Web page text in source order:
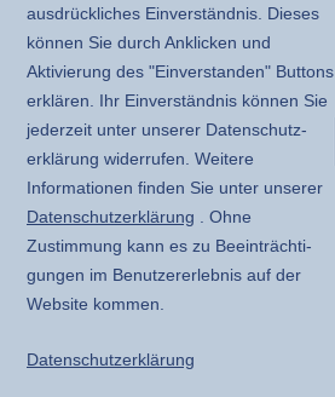
ausdrückliches Einverständnis. Dieses
können Sie durch Anklicken und
Aktivierung des "Einverstanden" Buttons
erklären. Ihr Einverständnis können Sie
jederzeit unter unserer Daten­schutz­
erklärung widerrufen. Weitere
Informationen finden Sie unter unserer
Daten­schutz­erklärung . Ohne
Zustimmung kann es zu Beeinträchti­
gungen im Benutzer­erlebnis auf der
Website kommen.
Daten­schutz­erklärung